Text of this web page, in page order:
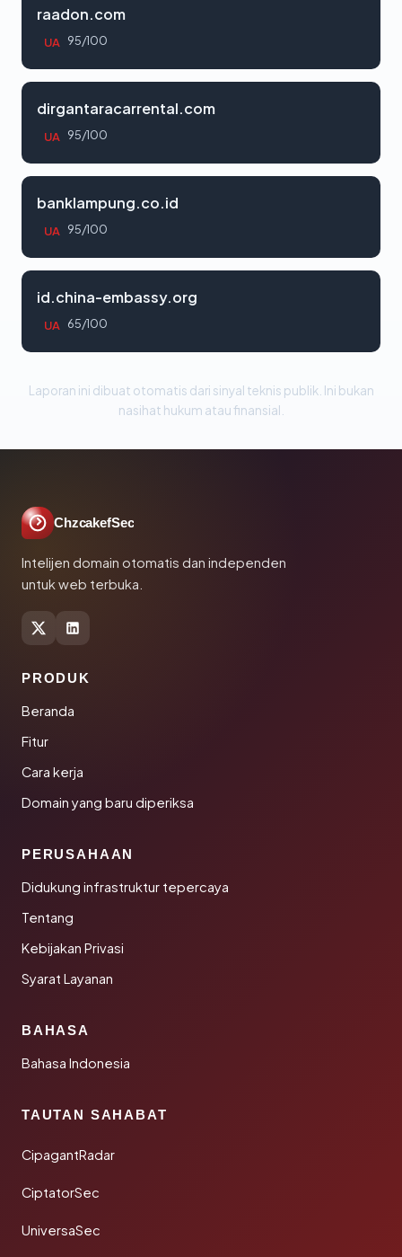
raadon.com
UA 95/100
dirgantaracarrental.com
UA 95/100
banklampung.co.id
UA 95/100
id.china-embassy.org
UA 65/100
Laporan ini dibuat otomatis dari sinyal teknis publik. Ini bukan
nasihat hukum atau finansial.
ChzcakefSec
Intelijen domain otomatis dan independen
untuk web terbuka.
PRODUK
Beranda
Fitur
Cara kerja
Domain yang baru diperiksa
PERUSAHAAN
Didukung infrastruktur tepercaya
Tentang
Kebijakan Privasi
Syarat Layanan
BAHASA
Bahasa Indonesia
TAUTAN SAHABAT
CipagantRadar
CiptatorSec
UniversaSec